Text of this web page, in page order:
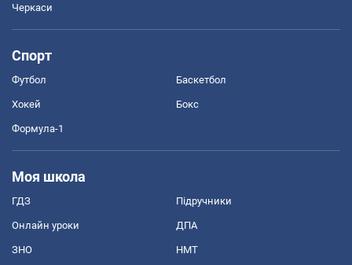
Черкаси
Спорт
Футбол Баскетбол
Хокей Бокс
Формула-1
Моя школа
ГДЗ Підручники
Онлайн уроки ДПА
ЗНО НМТ